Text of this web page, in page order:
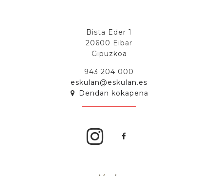
Bista Eder 1
20600 Eibar
Gipuzkoa
943 204 000
eskulan@eskulan.es
Dendan kokapena